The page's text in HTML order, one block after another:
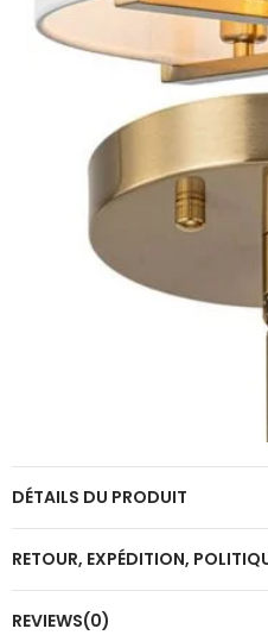
DÉTAILS DU PRODUIT
RETOUR, EXPÉDITION,
REVIEWS(0)